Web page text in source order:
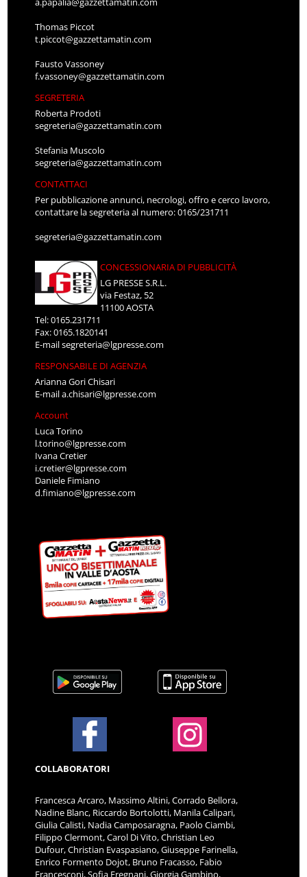
Thomas Piccot
t.piccot@gazzettamatin.com
Fausto Vassoney
f.vassoney@gazzettamatin.com
SEGRETERIA
Roberta Prodoti
segreteria@gazzettamatin.com
Stefania Muscolo
segreteria@gazzettamatin.com
CONTATTACI
Per pubblicazione annunci, necrologi, offro e cerco lavoro,
contattare la segreteria al numero: 0165/231711
segreteria@gazzettamatin.com
CONCESSIONARIA DI PUBBLICITÀ
LG PRESSE S.R.L.
via Festaz, 52
11100 AOSTA
Tel: 0165.231711
Fax: 0165.1820141
E-mailsegreteria@lgpresse.com
RESPONSABILE DI AGENZIA
Arianna Gori Chisari
E-maila.chisari@lgpresse.com
Account
Luca Torino
l.torino@lgpresse.com
Ivana Cretier
i.cretier@lgpresse.com
Daniele Fimiano
d.fimiano@lgpresse.com
COLLABORATORI
Francesca Arcaro, Massimo Altini, Corrado Bellora,
Nadine Blanc, Riccardo Bortolotti, Manila Calipari,
Giulia Calisti, Nadia Camposaragna, Paolo Ciambi,
Filippo Clermont, Carol Di Vito, Christian Leo
Dufour, Christian Evaspasiano, Giuseppe Farinella,
Enrico Formento Dojot, Bruno Fracasso, Fabio
Francesconi, Sofia Fregnani, Giorgia Gambino,